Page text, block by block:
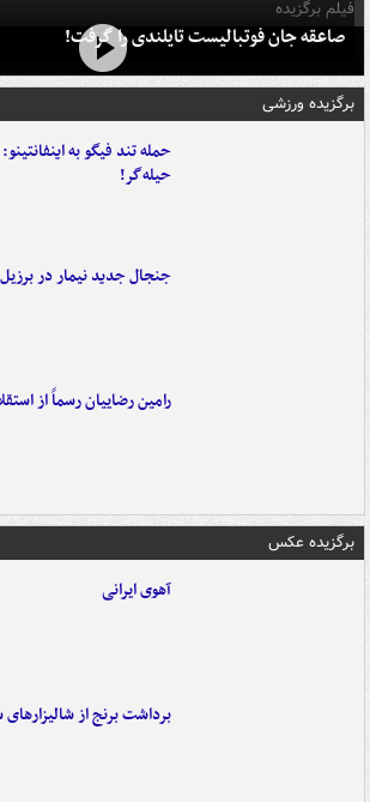
فیلم برگزیده
صاعقه جان فوتبالیست تایلندی را گرفت!
برگزیده ورزشی
حمله تند فیگو به
حیله‌گر!
جنجال جدید نیمار در
رامین رضاییان رسماً از
برگزیده عکس
آهوی ایرانی
برداشت برنج از